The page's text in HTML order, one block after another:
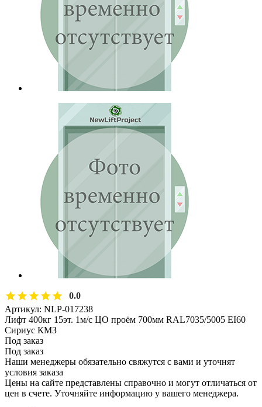
0.0
Артикул: NLP-017238
Лифт 400кг 15эт. 1м/с ЦО проём 700мм RAL7035/5005 EI60
Сириус КМЗ
Под заказ
Под заказ
Наши менеджеры обязательно свяжутся с вами и уточнят
условия заказа
Цены на сайте представлены справочно и могут отличаться от
цен в счете. Уточняйте информацию у вашего менеджера.